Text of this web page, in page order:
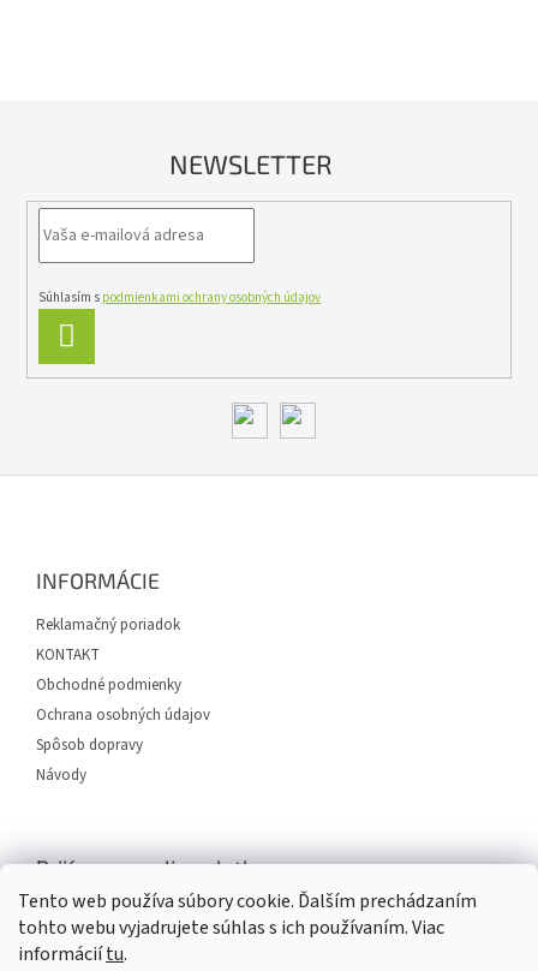
Tento web používa súbory cookie. Ďalším prechádzaním
tohto webu vyjadrujete súhlas s ich používaním. Viac
informáciítu.
NEWSLETTER
Súhlasím s podmienkami ochrany osobných údajov
SA
INFORMÁCIE
Reklamačný poriadok
KONTAKT
Obchodné podmienky
Ochrana osobných údajov
Spôsob dopravy
Návody
Prijímame online platby